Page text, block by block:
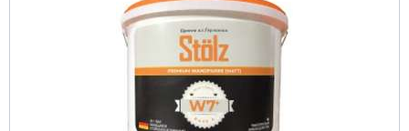
В корзину
Подробнее